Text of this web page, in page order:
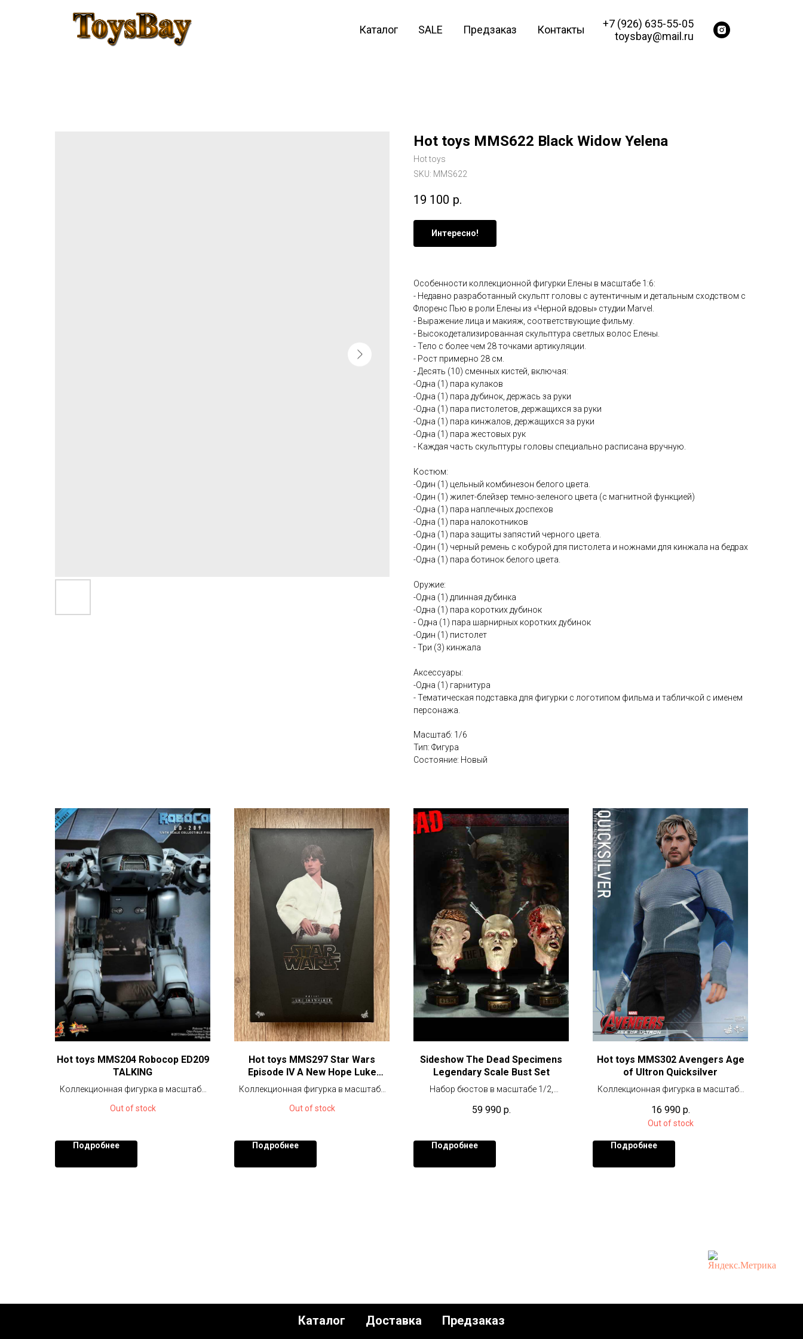
Каталог SALE Предзаказ Контакты
+7 (926) 635-55-05
toysbay@mail.ru
Hot toys MMS622 Black Widow Yelena
Hot toys
SKU: MMS622
19 100 р.
Интересно!
Особенности коллекционной фигурки Елены в масштабе 1:6:
- Недавно разработанный скульпт головы с аутентичным и детальным сходством с
Флоренс Пью в роли Елены из «Черной вдовы» студии Marvel.
- Выражение лица и макияж, соответствующие фильму.
- Высокодетализированная скульптура светлых волос Елены.
- Тело с более чем 28 точками артикуляции.
- Рост примерно 28 см.
- Десять (10) сменных кистей, включая:
-Одна (1) пара кулаков
-Одна (1) пара дубинок, держась за руки
-Одна (1) пара пистолетов, держащихся за руки
-Одна (1) пара кинжалов, держащихся за руки
-Одна (1) пара жестовых рук
- Каждая часть скульптуры головы специально расписана вручную.
Костюм:
-Один (1) цельный комбинезон белого цвета.
-Один (1) жилет-блейзер темно-зеленого цвета (с магнитной функцией)
-Одна (1) пара наплечных доспехов
-Одна (1) пара налокотников
-Одна (1) пара защиты запястий черного цвета.
-Один (1) черный ремень с кобурой для пистолета и ножнами для кинжала на бедрах
-Одна (1) пара ботинок белого цвета.
Оружие:
-Одна (1) длинная дубинка
-Одна (1) пара коротких дубинок
- Одна (1) пара шарнирных коротких дубинок
-Один (1) пистолет
- Три (3) кинжала
Аксессуары:
-Одна (1) гарнитура
- Тематическая подставка для фигурки с логотипом фильма и табличкой с именем
персонажа.
Масштаб: 1/6
Тип: Фигура
Состояние: Новый
Hot toys MMS204 Robocop ED209
TALKING
Коллекционная фигурка в масштабе
пультом ДУ.
Out of stock
Подробнее
Hot toys MMS297 Star Wars
Episode IV A New Hope Luke
Skywalker
Коллекционная фигурка в масштабе
Out of stock
Подробнее
Sideshow The Dead Specimens
Legendary Scale Bust Set
Набор бюстов в масштабе 1/2,
весь мир.
59 990 р.
Подробнее
Hot toys MMS302 Avengers Age
of Ultron Quicksilver
Коллекционная фигурка в масштабе
16 990 р.
Out of stock
Подробнее
Каталог Доставка Предзаказ